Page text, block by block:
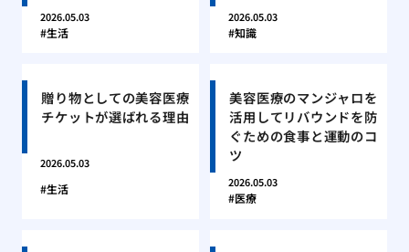
2026.05.03
生活
2026.05.03
知識
贈り物としての美容医療
チケットが選ばれる理由
2026.05.03
生活
美容医療のマンジャロを
活用してリバウンドを防
ぐための食事と運動のコ
ツ
2026.05.03
医療